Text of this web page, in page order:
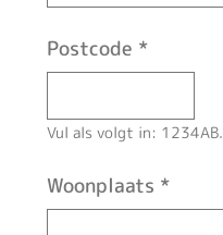
Postcode *
Vul als volgt in: 1234AB.
Woonplaats *